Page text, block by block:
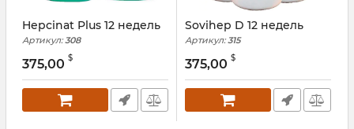
Hepcinat Plus 12 недель
Артикул: 308
375,00 $
Sovihep D 12 недель
Артикул: 315
375,00 $